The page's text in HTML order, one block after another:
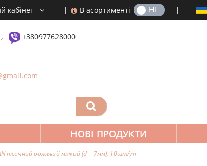
В асортименті
ТАК НІ
кабінет
,
+380977628000
НОВІ ПРОДУКТИ
пісочний рожевий мілкий (d = 7мм), 10шт/уп